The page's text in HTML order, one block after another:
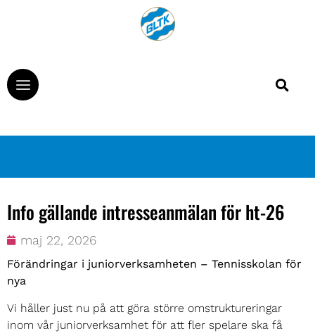
Info gällande intresseanmälan för ht-26
maj 22, 2026
Förändringar i juniorverksamheten – Tennisskolan för
nya
Vi håller just nu på att göra större omstruktureringar
inom vår juniorverksamhet för att fler spelare ska få